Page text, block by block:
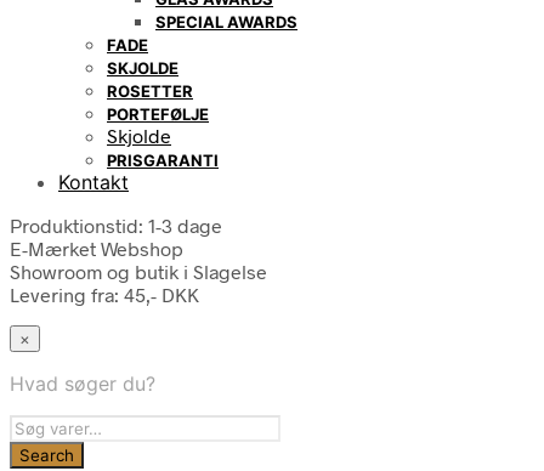
SPECIAL AWARDS
FADE
SKJOLDE
ROSETTER
PORTEFØLJE
Skjolde
PRISGARANTI
Kontakt
Produktionstid: 1-3 dage
E-Mærket Webshop
Showroom og butik i Slagelse
Levering fra: 45,- DKK
×
Hvad søger du?